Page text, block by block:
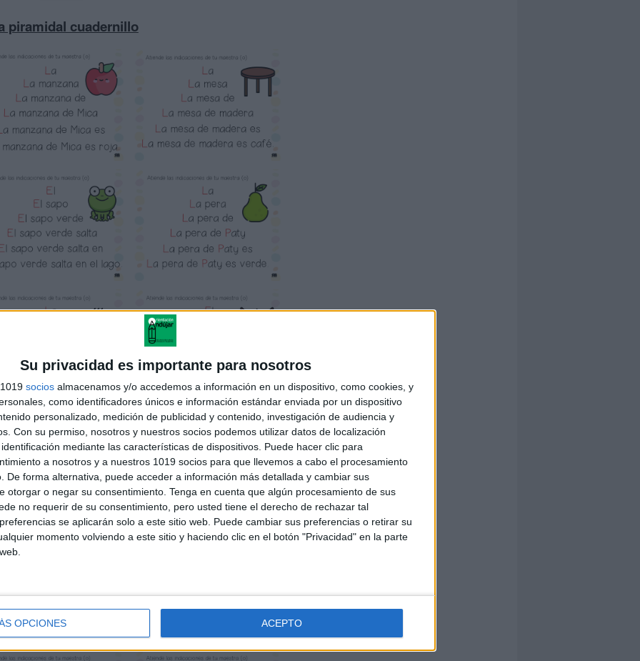
Su privacidad es importante para nosotros
socios almacenamos y/o accedemos a información en un dispositivo, como cookies, y
como identificadores únicos e información estándar enviada por un dispositivo
personalizado, medición de publicidad y contenido, investigación de audiencia y
Con su permiso, nosotros y nuestros socios podemos utilizar datos de localización
mediante las características de dispositivos. Puede hacer clic para
a nosotros y a nuestros 1019 socios para que llevemos a cabo el procesamiento
De forma alternativa, puede acceder a información más detallada y cambiar sus
otorgar o negar su consentimiento. Tenga en cuenta que algún procesamiento de sus
no requerir de su consentimiento, pero usted tiene el derecho de rechazar tal
se aplicarán solo a este sitio web. Puede cambiar sus preferencias o retirar su
momento volviendo a este sitio y haciendo clic en el botón "Privacidad" en la parte
OPCIONES ACEPTO
piramidal cuadernillo